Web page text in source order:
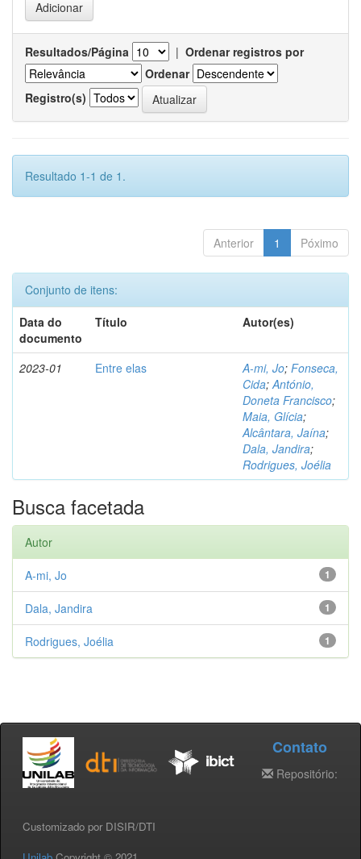
Resultados/Página | Ordenar registros por
Ordenar
Registro(s)
Resultado 1-1 de 1.
Anterior 1 Póximo
Conjunto de itens:
Data do
documento
Título Autor(es)
2023-01 Entre elas A-mi, Jo; Fonseca,
Cida;António,
Doneta Francisco;
Maia, Glícia;
Alcântara, Jaína;
Dala, Jandira;
Rodrigues, Joélia
Busca facetada
Autor
1
A-mi, Jo
1
Dala, Jandira
1
Rodrigues, Joélia
Customizado por DISIR/DTI
Contato
Repositório: